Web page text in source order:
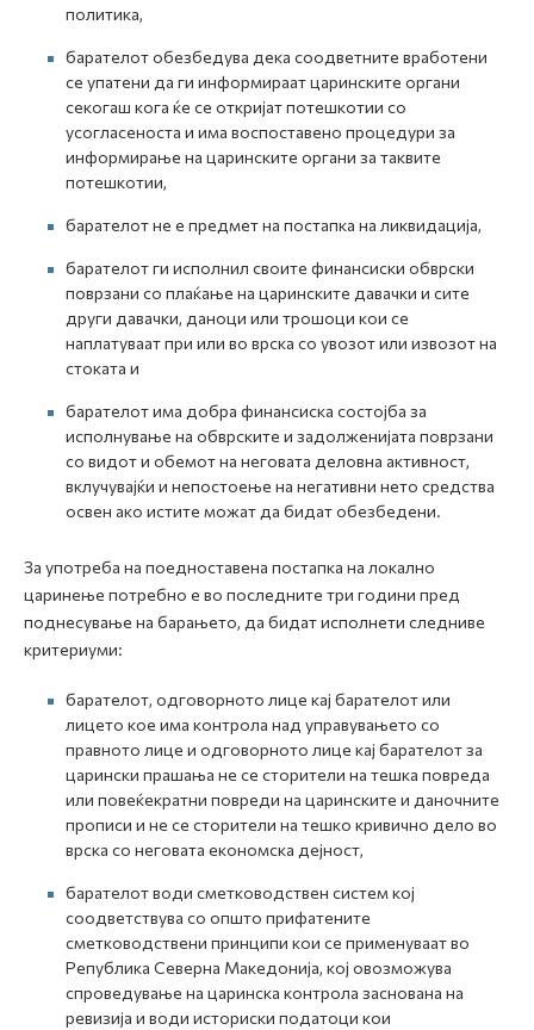
политика,
барателот обезбедува дека соодветните вработени
се упатени да ги информираат царинските органи
секогаш кога ќе се откријат потешкотии со
усогласеноста и има воспоставено процедури за
информирање на царинските органи за таквите
потешкотии,
барателот не е предмет на постапка на ликвидација,
барателот ги исполнил своите финансиски обврски
поврзани со плаќање на царинските давачки и сите
други давачки, даноци или трошоци кои се
наплатуваат при или во врска со увозот или извозот на
стоката и
барателот има добра финансиска состојба за
исполнување на обврските и задолженијата поврзани
со видот и обемот на неговата деловна активност,
вклучувајќи и непостоење на негативни нето средства
освен ако истите можат да бидат обезбедени.
За употреба на поедноставена постапка на локално
царинење потребно е во последните три години пред
поднесување на барањето, да бидат исполнети следниве
критериуми:
барателот, одговорното лице кај барателот или
лицето кое има контрола над управувањето со
правното лице и одговорното лице кај барателот за
царински прашања не се сторители на тешка повреда
или повеќекратни повреди на царинските и даночните
прописи и не се сторители на тешко кривично дело во
врска со неговата економска дејност,
барателот води сметководствен систем кој
соодветствува со општо прифатените
сметководствени принципи кои се применуваат во
Република Северна Македонија, кој овозможува
спроведување на царинска контрола заснована на
ревизија и води историски податоци кои